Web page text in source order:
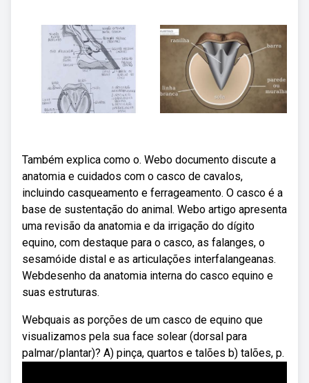
Também explica como o. Webo documento discute a
anatomia e cuidados com o casco de cavalos,
incluindo casqueamento e ferrageamento. O casco é a
base de sustentação do animal. Webo artigo apresenta
uma revisão da anatomia e da irrigação do dígito
equino, com destaque para o casco, as falanges, o
sesamóide distal e as articulações interfalangeanas.
Webdesenho da anatomia interna do casco equino e
suas estruturas.
Webquais as porções de um casco de equino que
visualizamos pela sua face solear (dorsal para
palmar/plantar)? A) pinça, quartos e talões b) talões, p.